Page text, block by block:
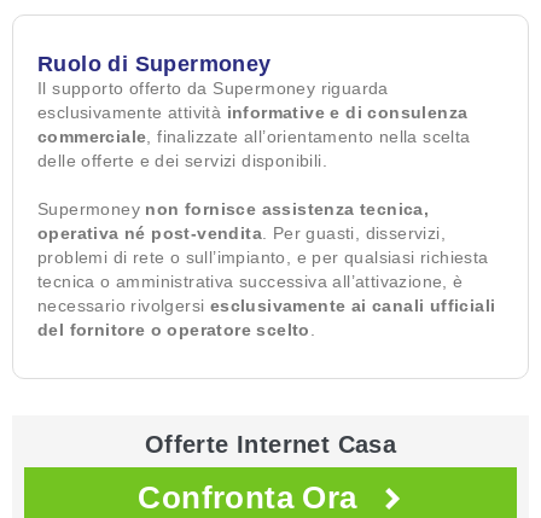
Ruolo di Supermoney
Il supporto offerto da Supermoney riguarda
esclusivamente attività informative e di consulenza
commerciale , finalizzate all’orientamento nella scelta
delle offerte e dei servizi disponibili.
Supermoney non fornisce assistenza tecnica,
operativa né post-vendita . Per guasti, disservizi,
problemi di rete o sull’impianto, e per qualsiasi richiesta
tecnica o amministrativa successiva all’attivazione, è
necessario rivolgersi esclusivamente ai canali ufficiali
del fornitore o operatore scelto
Offerte Internet Casa
Confronta Ora